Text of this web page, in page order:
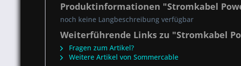
Produktinformationen "Stromkabel
noch keine Langbeschreibung verfügbar
Weiterführende Links zu "Stromkabel
Fragen zum Artikel?
Weitere Artikel von Sommercable